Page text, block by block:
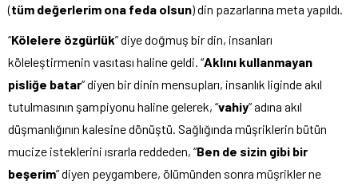
(tüm değerlerim ona feda olsun) din pazarlarına meta yapıldı.
“Kölelere özgürlük” diye doğmuş bir din, insanları
köleleştirmenin vasıtası haline geldi. “Aklını kullanmayan
pisliğe batar” diyen bir dinin mensupları, insanlık liginde akıl
tutulmasının şampiyonu haline gelerek, “vahiy” adına akıl
düşmanlığının kalesine dönüştü. Sağlığında müşriklerin bütün
mucize isteklerini ısrarla reddeden, “Ben de sizin gibi bir
beşerim” diyen peygambere, ölümünden sonra müşrikler ne